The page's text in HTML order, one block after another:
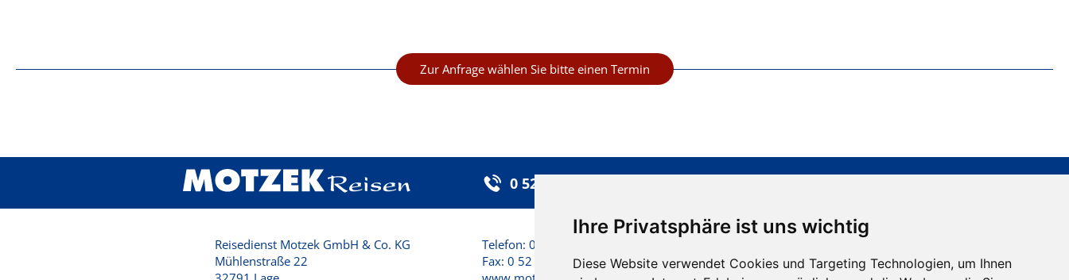
Ihre Privatsphäre ist uns wichtig
Diese Website verwendet Cookies und Targeting Technologien, um Ihnen
Zur Anfrage wählen Sie bitte einen Termin
0 52 32 / 92 25-0
Reisedienst Motzek GmbH & Co. KG
Mühlenstraße 22
Telefon: 0 52 32 / 92 25 - 0
Fax: 0 52 32 / 92 25 -25
Mo. - Do. 09:00 - 17:00 Uhr